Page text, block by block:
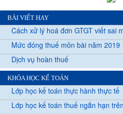
BÀI VIẾT HAY
Cách xử lý hoá đơn GTGT viết sai
Mức đóng thuế môn bài năm 2019
Dịch vụ hoàn thuế
KHÓA HỌC KẾ TOÁN
Lớp học kế toán thực hành thực tế
Lớp học kế toán thuế ngắn hạn